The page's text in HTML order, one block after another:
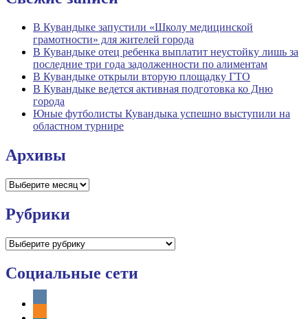
В Кувандыке запустили «Школу медицинской
грамотности» для жителей города
В Кувандыке отец ребенка выплатит неустойку лишь за
последние три года задолженности по алиментам
В Кувандыке открыли вторую площадку ГТО
В Кувандыке ведется активная подготовка ко Дню
города
Юные футболисты Кувандыка успешно выступили на
областном турнире
Архивы
Архивы
Рубрики
Рубрики
Социальные сети
vkontakte
odnoklassniki